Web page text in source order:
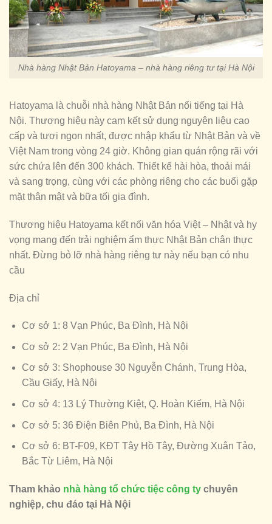
Nhà hàng Nhật Bản Hatoyama – nhà hàng riêng tư tại Hà Nội
Hatoyama là chuỗi nhà hàng Nhật Bản nổi tiếng tại Hà
Nội. Thương hiệu này cam kết sử dụng nguyên liệu cao
cấp và tươi ngon nhất, được nhập khẩu từ Nhật Bản và về
Việt Nam trong vòng 24 giờ. Không gian quán rộng rãi với
sức chứa lên đến 300 khách. Thiết kế hài hòa, thoải mái
và sang trọng, cùng với các phòng riêng cho các buổi gặp
mặt thân mật và bữa tối gia đình.
Thương hiệu Hatoyama kết nối văn hóa Việt – Nhật và hy
vọng mang đến trải nghiệm ẩm thực Nhật Bản chân thực
nhất. Đừng bỏ lỡ nhà hàng riêng tư này nếu bạn có nhu
cầu
Địa chỉ
Cơ sở 1: 8 Vạn Phúc, Ba Đình, Hà Nội
Cơ sở 2: 2 Vạn Phúc, Ba Đình, Hà Nội
Cơ sở 3: Shophouse 30 Nguyễn Chánh, Trung Hòa,
Cầu Giấy, Hà Nội
Cơ sở 4: 13 Lý Thường Kiệt, Q. Hoàn Kiếm, Hà Nội
Cơ sở 5: 36 Điện Biên Phủ, Ba Đình, Hà Nội
Cơ sở 6: BT-F09, KĐT Tây Hồ Tây, Đường Xuân Tảo,
Bắc Từ Liêm, Hà Nội
Tham khảo nhà hàng tổ chức tiệc công ty chuyên
nghiệp, chu đáo tại Hà Nội